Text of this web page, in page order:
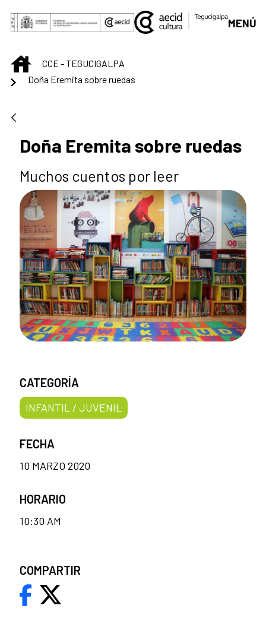
Saltar al contenido principal
MENÚ
INICIOCCE - TEGUCIGALPA
Doña Eremita sobre ruedas
Doña Eremita sobre ruedas
Muchos cuentos por leer
CATEGORÍA
INFANTIL / JUVENIL
FECHA
10 MARZO 2020
HORARIO
10:30 AM
COMPARTIR